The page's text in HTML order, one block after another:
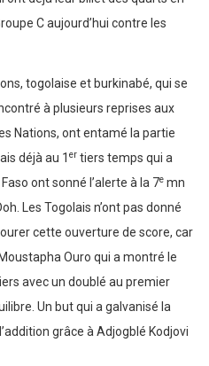
C aujourd’hui contre les
togolaise et burkinabé, qui se
à plusieurs reprises aux
Nations, ont entamé la partie
déjà au 1 er tiers temps qui a
ont sonné l’alerte à la 7e mn
Les Togolais n’ont pas donné
cette ouverture de score, car
Ouro qui a montré le
avec un doublé au premier
Un but qui a galvanisé la
grâce à Adjogblé Kodjovi